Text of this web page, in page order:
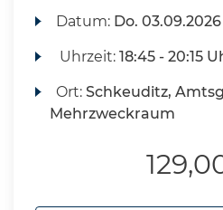
Datum: Do.
Uhrzeit:18:45 - 20:15
Ort:Schkeuditz,
Mehrzweckraum